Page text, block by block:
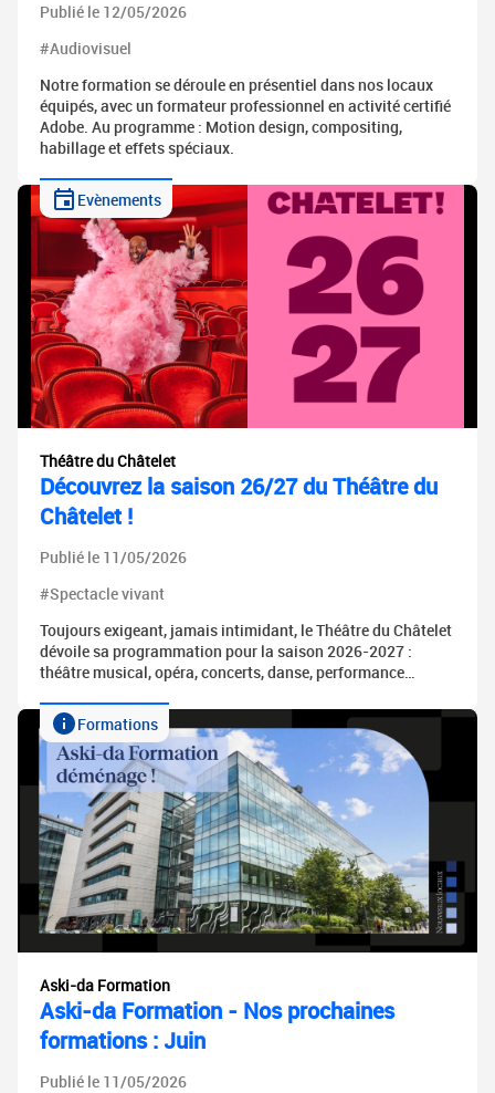
Publié le 12/05/2026
#Audiovisuel
Notre formation se déroule en présentiel dans nos locaux
équipés, avec un formateur professionnel en activité certifié
Adobe. Au programme : Motion design, compositing,
habillage et effets spéciaux.
Evènements
Théâtre du Châtelet
Découvrez la saison 26/27 du Théâtre du
Châtelet !
Publié le 11/05/2026
#Spectacle vivant
Toujours exigeant, jamais intimidant, le Théâtre du Châtelet
dévoile sa programmation pour la saison 2026-2027 :
théâtre musical, opéra, concerts, danse, performance…
Formations
Aski-da Formation
Aski-da Formation - Nos prochaines
formations : Juin
Publié le 11/05/2026